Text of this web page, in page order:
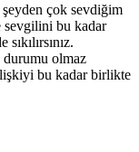
çok sevdiğim
sevgilini bu kadar
durumu olmaz
bu kadar birlikte